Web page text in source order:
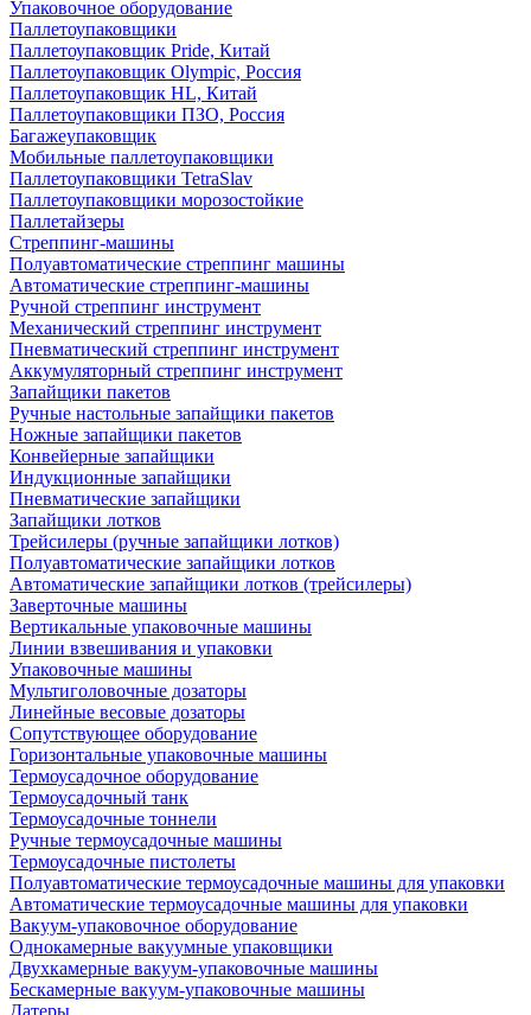
Упаковочное оборудование
Паллетоупаковщики
Паллетоупаковщик Pride, Китай
Паллетоупаковщик Olympic, Россия
Паллетоупаковщик HL, Китай
Паллетоупаковщики ПЗО, Россия
Багажеупаковщик
Мобильные паллетоупаковщики
Паллетоупаковщики TetraSlav
Паллетоупаковщики морозостойкие
Паллетайзеры
Стреппинг-машины
Полуавтоматические стреппинг машины
Автоматические стреппинг-машины
Ручной стреппинг инструмент
Механический стреппинг инструмент
Пневматический стреппинг инструмент
Аккумуляторный стреппинг инструмент
Запайщики пакетов
Ручные настольные запайщики пакетов
Ножные запайщики пакетов
Конвейерные запайщики
Индукционные запайщики
Пневматические запайщики
Запайщики лотков
Трейсилеры (ручные запайщики лотков)
Полуавтоматические запайщики лотков
Автоматические запайщики лотков (трейсилеры)
Заверточные машины
Вертикальные упаковочные машины
Линии взвешивания и упаковки
Упаковочные машины
Мультиголовочные дозаторы
Линейные весовые дозаторы
Сопутствующее оборудование
Горизонтальные упаковочные машины
Термоусадочное оборудование
Термоусадочный танк
Термоусадочные тоннели
Ручные термоусадочные машины
Термоусадочные пистолеты
Полуавтоматические термоусадочные машины для упаковки
Автоматические термоусадочные машины для упаковки
Вакуум-упаковочное оборудование
Однокамерные вакуумные упаковщики
Двухкамерные вакуум-упаковочные машины
Бескамерные вакуум-упаковочные машины
Датеры